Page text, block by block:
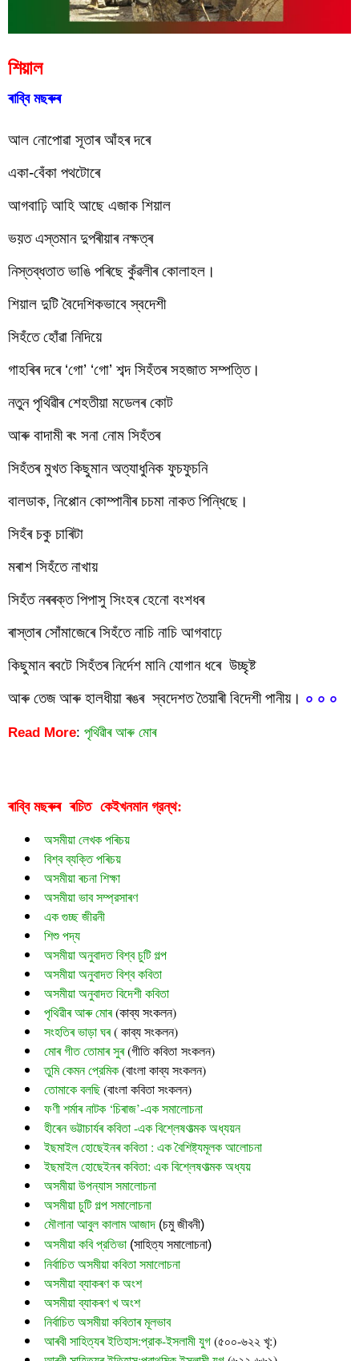
শিয়াল
ৰাব্বি মছৰুৰ
আল নোপোৱা সূতাৰ আঁহৰ দৰে
একা-বেঁকা পথটোৰে
আগবাঢ়ি আহি আছে এজাক শিয়াল
ভয়ত এস্তমান দুপৰীয়াৰ নক্ষত্ৰ
নিস্তব্ধতাত ভাঙি পৰিছে কুঁৱলীৰ কোলাহল।
শিয়াল দুটি বৈদেশিকভাবে স্বদেশী
সিহঁতে হোঁৱা নিদিয়ে
গাহৰিৰ দৰে ‘গো’ ‘গো’ শব্দ সিহঁতৰ সহজাত সম্পত্তি।
নতুন পৃথিৱীৰ শেহতীয়া মডেলৰ কোট
আৰু বাদামী ৰং সনা নোম সিহঁতৰ
সিহঁতৰ মুখত কিছুমান অত্যাধুনিক ফুচফুচনি
বালডাক, নিপ্পোন কোম্পানীৰ চচমা নাকত পিন্ধিছে।
সিহঁৰ চকু চাৰিটা
মৰাশ সিহঁতে নাখায়
সিহঁত নৰৰক্ত পিপাসু সিংহৰ হেনো বংশধৰ
ৰাস্তাৰ সোঁমাজেৰে সিহঁতে নাচি নাচি আগবাঢ়ে
কিছুমান ৰবটে সিহঁতৰ নিৰ্দেশ মানি যোগান ধৰে  উচ্ছৃষ্ট
আৰু তেজ আৰু হালধীয়া ৰঙৰ  স্বদেশত তৈয়াৰী বিদেশী পানীয়। ০ ০ ০
Read More: পৃথিৱীৰ আৰু মোৰ
ৰাব্বি মছৰুৰ  ৰচিত কেইখনমান গ্রন্থ:
অসমীয়া লেখক পৰিচয়
বিশ্ব ব্যক্তি পৰিচয়
অসমীয়া ৰচনা শিক্ষা
অসমীয়া ভাব সম্প্রসাৰণ
এক গুচ্ছ জীৱনী
শিশু পদ্য
অসমীয়া অনুবাদত বিশ্ব চুটি গল্প
অসমীয়া অনুবাদত বিশ্ব কবিতা
অসমীয়া অনুবাদত বিদেশী কবিতা
পৃথিৱীৰ আৰু মোৰ (কাব্য সংকলন)
সংহতিৰ ভাড়া ঘৰ ( কাব্য সংকলন)
মোৰ গীত তোমাৰ সুৰ (গীতি কবিতা সংকলন)
তুমি কেমন প্রেমিক (বাংলা কাব্য সংকলন)
তোমাকে বলছি (বাংলা কবিতা সংকলন)
ফণী শৰ্মাৰ নাটক ‘চিৰাজ’-এক সমালোচনা
হীৰেন ভট্টাচাৰ্যৰ কবিতা -এক বিশ্লেষণাত্মক অধ্যয়ন
ইছমাইল হোছেইনৰ কবিতা : এক বৈশিষ্ট্যমূলক আলোচনা
ইছমাইল হোছেইনৰ কবিতা: এক বিশ্লেষণাত্মক অধ্যয়
অসমীয়া উপন্যাস সমালোচনা
অসমীয়া চুটি গল্প সমালোচনা
মৌলানা আবুল কালাম আজাদ (চমু জীবনী)
অসমীয়া কবি প্রতিভা (সাহিত্য সমালোচনা)
নির্বাচিত অসমীয়া কবিতা সমালোচনা
অসমীয়া ব্যাকৰণ ক অংশ
অসমীয়া ব্যাকৰণ খ অংশ
নির্বাচিত অসমীয়া কবিতাৰ মূলভাব
আৰবী সাহিত্যৰ ইতিহাস:প্রাক-ইসলামী যুগ(৫০০-৬২২ খৃ:)